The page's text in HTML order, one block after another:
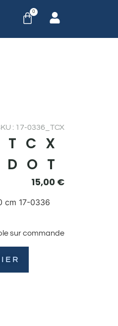
0
: 17-0336_TCX
15,00 €
cm 17-0336
sur commande